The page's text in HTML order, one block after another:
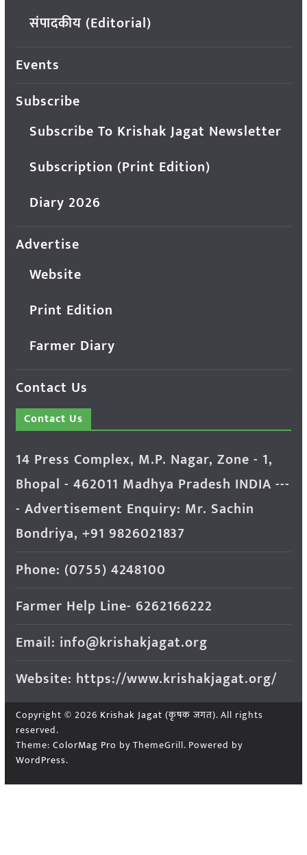
संपादकीय (Editorial)
Events
Subscribe
Subscribe To Krishak Jagat Newsletter
Subscription (Print Edition)
Diary 2026
Advertise
Website
Print Edition
Farmer Diary
Contact Us
Contact Us
14 Press Complex, M.P. Nagar, Zone - 1,
Bhopal - 462011 Madhya Pradesh INDIA ---
- Advertisement Enquiry: Mr. Sachin
Bondriya, +91 9826021837
Phone: (0755) 4248100
Farmer Help Line- 6262166222
Email: info@krishakjagat.org
Website: https://www.krishakjagat.org/
Copyright © 2026 Krishak Jagat (कृषक जगत). All rights
reserved.
Theme: ColorMag Pro by ThemeGrill. Powered by
WordPress.